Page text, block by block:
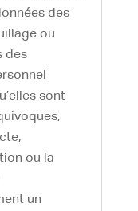
des
ou
des
sont
ou la
un